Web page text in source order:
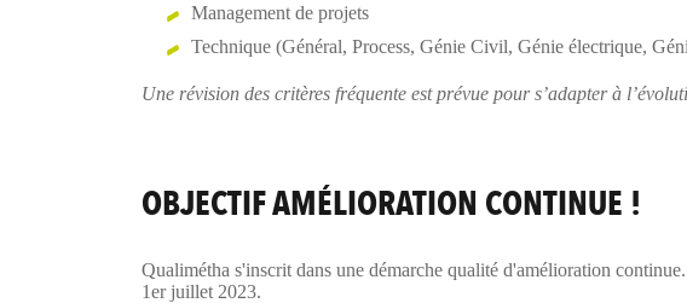
Management de projets
Technique (Général, Process, Génie Civil, Génie électrique,
Une révision des critères fréquente est prévue pour s’adapter à
OBJECTIF AMÉLIORATION CONTINUE !
Qualimétha s'inscrit dans une démarche qualité d'amélioration
1er juillet 2023.